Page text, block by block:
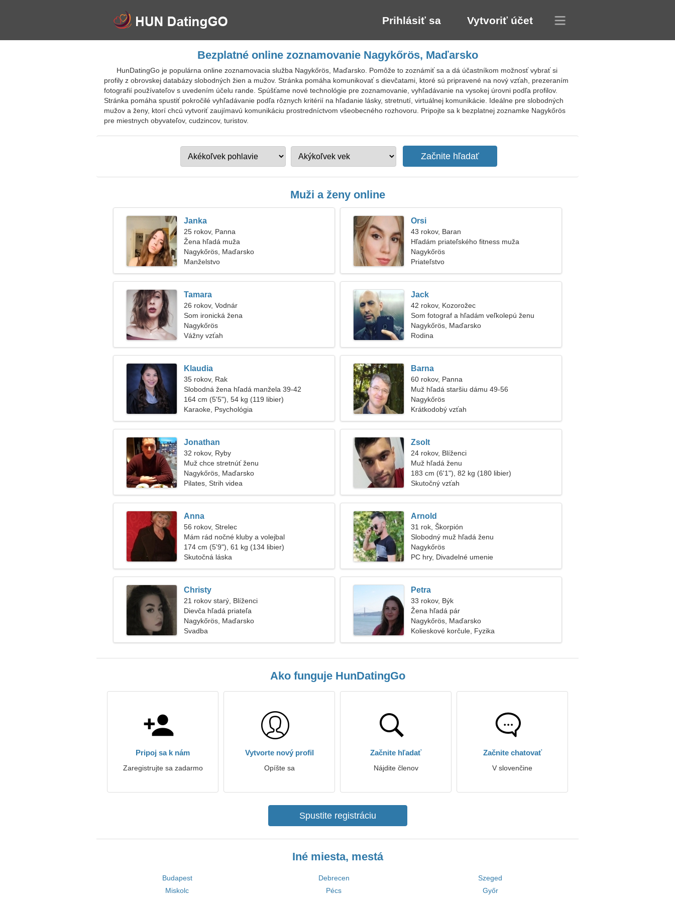
Prihlásiť sa Vytvoriť účet
Bezplatné online zoznamovanie Nagykőrös, Maďarsko
HunDatingGo je populárna online zoznamovacia služba Nagykőrös, Maďarsko. Pomôže to zoznámiť sa a dá účastníkom možnosť vybrať si
profily z obrovskej databázy slobodných žien a mužov. Stránka pomáha komunikovať s dievčatami, ktoré sú pripravené na nový vzťah, prezeraním
fotografií používateľov s uvedením účelu rande. Spúšťame nové technológie pre zoznamovanie, vyhľadávanie na vysokej úrovni podľa profilov.
Stránka pomáha spustiť pokročilé vyhľadávanie podľa rôznych kritérií na hľadanie lásky, stretnutí, virtuálnej komunikácie. Ideálne pre slobodných
mužov a ženy, ktorí chcú vytvoriť zaujímavú komunikáciu prostredníctvom všeobecného rozhovoru. Pripojte sa k bezplatnej zoznamke Nagykőrös
pre miestnych obyvateľov, cudzincov, turistov.
Muži a ženy online
Janka
25 rokov, Panna
Žena hľadá muža
Nagykőrös, Maďarsko
Manželstvo
Orsi
43 rokov, Baran
Hľadám priateľského fitness muža
Nagykőrös
Priateľstvo
Tamara
26 rokov, Vodnár
Som ironická žena
Nagykőrös
Vážny vzťah
Jack
42 rokov, Kozorožec
Som fotograf a hľadám veľkolepú ženu
Nagykőrös, Maďarsko
Rodina
Klaudia
35 rokov, Rak
Slobodná žena hľadá manžela 39-42
164 cm (5'5"), 54 kg (119 libier)
Karaoke, Psychológia
Barna
60 rokov, Panna
Muž hľadá staršiu dámu 49-56
Nagykőrös
Krátkodobý vzťah
Jonathan
32 rokov, Ryby
Muž chce stretnúť ženu
Nagykőrös, Maďarsko
Pilates, Strih videa
Zsolt
24 rokov, Blíženci
Muž hľadá ženu
183 cm (6'1"), 82 kg (180 libier)
Skutočný vzťah
Anna
56 rokov, Strelec
Mám rád nočné kluby a volejbal
174 cm (5'9"), 61 kg (134 libier)
Skutočná láska
Arnold
31 rok, Škorpión
Slobodný muž hľadá ženu
Nagykőrös
PC hry, Divadelné umenie
Christy
21 rokov starý, Blíženci
Dievča hľadá priateľa
Nagykőrös, Maďarsko
Svadba
Petra
33 rokov, Býk
Žena hľadá pár
Nagykőrös, Maďarsko
Kolieskové korčule, Fyzika
Ako funguje HunDatingGo
Pripoj sa k nám
Zaregistrujte sa zadarmo
Vytvorte nový profil
Opíšte sa
Začnite hľadať
Nájdite členov
Začnite chatovať
V slovenčine
Spustite registráciu
Iné miesta, mestá
Budapest Debrecen
Szeged
Miskolc
Pécs
Győr